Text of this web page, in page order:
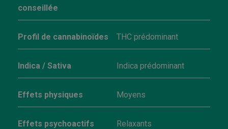
conseillée
Profil de cannabinoïdes THC prédominant
Indica / Sativa Indica prédominant
Effets physiques Moyens
Effets psychoactifs Relaxants